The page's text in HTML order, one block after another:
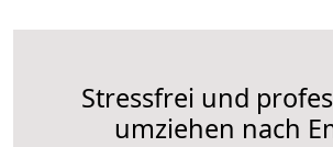
Stressfrei und
umziehen nach